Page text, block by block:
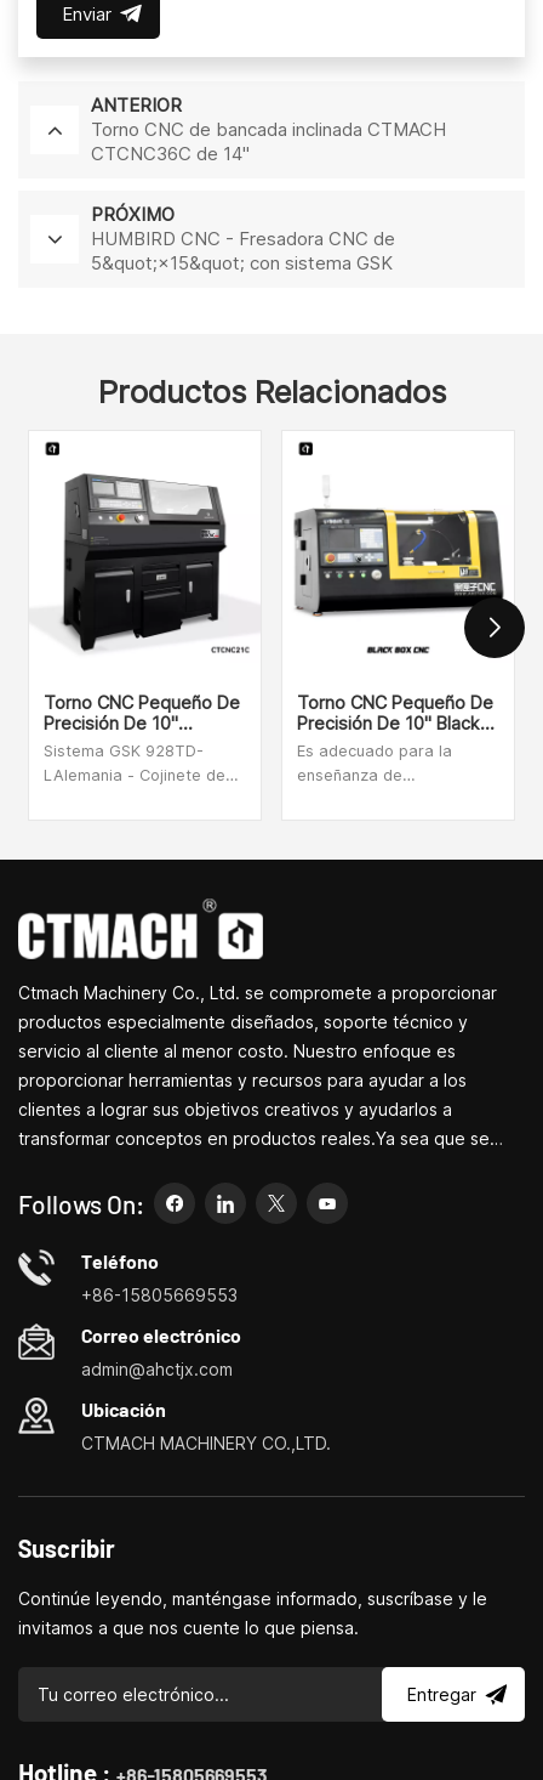
Enviar
ANTERIOR
Torno CNC de bancada inclinada CTMACH
CTCNC36C de 14"
PRÓXIMO
HUMBIRD CNC - Fresadora CNC de
5&quot;×15&quot; con sistema GSK
Productos Relacionados
Torno CNC Pequeño De
Precisión De 10"
CTCNC21C
Sistema GSK 928TD-
LAlemania - Cojinete de
bolas rectificado grado
alimentación de dos
ejes.Portaherramientas
estaciones, sistema de
refrigeración e
iluminación.Temple de alta
cubierta protectora
completamente
cerradaDepósito de
cajón de virutas separado
para una fácil evacuación
almacenamiento
Torno CNC Pequeño De
Precisión De 10" Black
Box CNC
Es adecuado para la
enseñanza de
escuelas, centros de
aviones, procesamiento
de piezas de relojes,
titanio, acero inoxidable,
acero 45, hierro, aluminio,
cobre y otros no. -metales
ferrosos, madera, nailon y
otros materiales blandos.
Ctmach Machinery Co., Ltd. se compromete a proporcionar
productos especialmente diseñados, soporte técnico y
servicio al cliente al menor costo. Nuestro enfoque es
proporcionar herramientas y recursos para ayudar a los
clientes a lograr sus objetivos creativos y ayudarlos a
transformar conceptos en productos reales.Ya sea que se
simplemente sea un emprendedor creativo, las pequeñas
máquinas herramienta de Bite pueden permitirle satisfacer sus
necesidades de manera más fácil, rápida y
económica.Especializados en pequeños centros de
domésticos, taladradoras y fresadoras domésticas, pequeños
tornos, taladradores y fresadores multifuncionales.
Follows On:
Teléfono
+86-15805669553
Correo electrónico
admin@ahctjx.com
Ubicación
CTMACH MACHINERY CO.,LTD.
Suscribir
Continúe leyendo, manténgase informado, suscríbase y le
invitamos a que nos cuente lo que piensa.
Entregar
Hotline : +86-15805669553